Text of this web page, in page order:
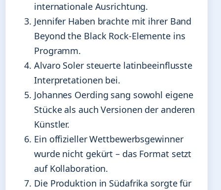
internationale Ausrichtung.
Jennifer Haben brachte mit ihrer Band
Beyond the Black Rock-Elemente ins
Programm.
Alvaro Soler steuerte latinbeeinflusste
Interpretationen bei.
Johannes Oerding sang sowohl eigene
Stücke als auch Versionen der anderen
Künstler.
Ein offizieller Wettbewerbsgewinner
wurde nicht gekürt – das Format setzt
auf Kollaboration.
Die Produktion in Südafrika sorgte für